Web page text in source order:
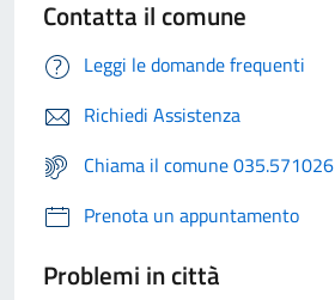
Contatta il comune
Leggi le domande frequenti
Richiedi Assistenza
Chiama il comune 035.571026
Prenota un appuntamento
Problemi in città